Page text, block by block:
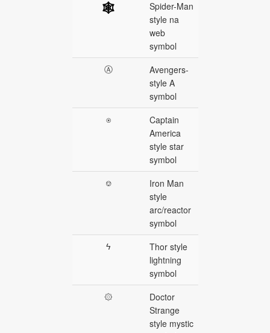
🕸
Spider-Man
style na
web
symbol
Ⓐ
Avengers-
style A
symbol
⍟
Captain
America
style star
symbol
⎊
Iron Man
style
arc/reactor
symbol
ϟ
Thor style
lightning
symbol
۞
Doctor
Strange
style mystic